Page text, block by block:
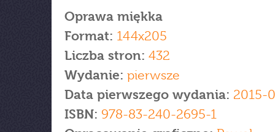
Oprawa miękka
Format: 144x205
Liczba stron: 432
Wydanie: pierwsze
Data pierwszego wydania: 2015-
ISBN: 978-83-240-2695-1